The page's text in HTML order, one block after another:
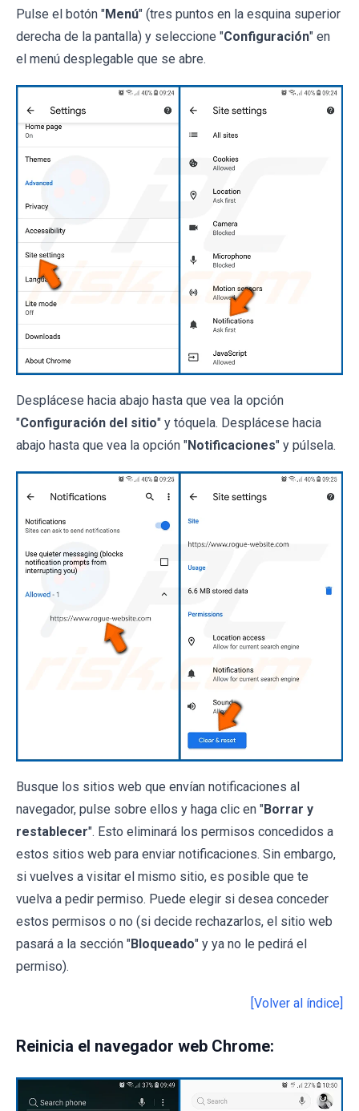
Pulse el botón "Menú" (tres puntos en la esquina superior
derecha de la pantalla) y seleccione "Configuración" en
el menú desplegable que se abre.
Desplácese hacia abajo hasta que vea la opción
"Configuración del sitio" y tóquela. Desplácese hacia
abajo hasta que vea la opción "Notificaciones" y púlsela.
Busque los sitios web que envían notificaciones al
navegador, pulse sobre ellos y haga clic en "Borrar y
restablecer". Esto eliminará los permisos concedidos a
estos sitios web para enviar notificaciones. Sin embargo,
si vuelves a visitar el mismo sitio, es posible que te
vuelva a pedir permiso. Puede elegir si desea conceder
estos permisos o no (si decide rechazarlos, el sitio web
pasará a la sección "Bloqueado" y ya no le pedirá el
permiso).
[Volver al índice]
Reinicia el navegador web Chrome: